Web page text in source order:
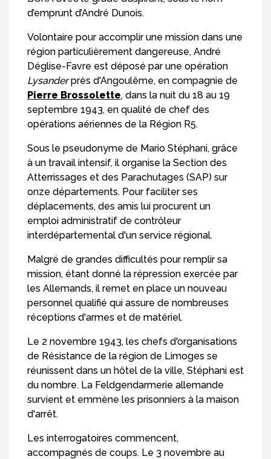
d’emprunt d’André Dunois.
Volontaire pour accomplir une mission dans une
région particulièrement dangereuse, André
Déglise-Favre est déposé par une opération
Lysanderprès d'Angoulême, en compagnie de
Pierre Brossolette, dans la nuit du 18 au 19
septembre 1943, en qualité de chef des
opérations aériennes de la Région R5.
Sous le pseudonyme de Mario Stéphani, grâce
à un travail intensif, il organise la Section des
Atterrissages et des Parachutages (SAP) sur
onze départements. Pour faciliter ses
déplacements, des amis lui procurent un
emploi administratif de contrôleur
interdépartemental d'un service régional.
Malgré de grandes difficultés pour remplir sa
mission, étant donné la répression exercée par
les Allemands, il remet en place un nouveau
personnel qualifié qui assure de nombreuses
réceptions d'armes et de matériel.
Le 2 novembre 1943, les chefs d'organisations
de Résistance de la région de Limoges se
réunissent dans un hôtel de la ville, Stéphani est
du nombre. La Feldgendarmerie allemande
survient et emmène les prisonniers à la maison
d'arrêt.
Les interrogatoires commencent,
accompagnés de coups. Le 3 novembre au